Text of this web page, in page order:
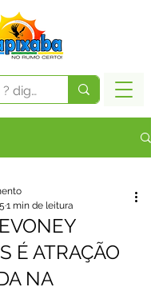
É ATRAÇÃO
NA
1 min de leitura